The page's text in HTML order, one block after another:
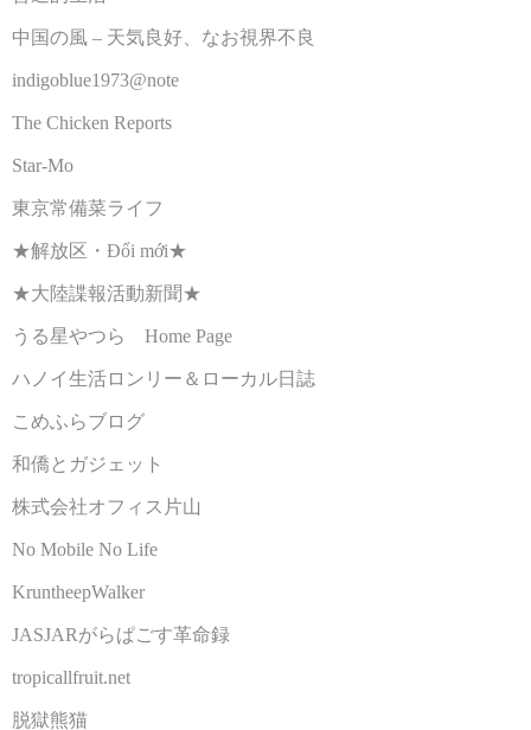
中国の風 – 天気良好、なお視界不良
indigoblue1973@note
The Chicken Reports
Star-Mo
東京常備菜ライフ
★解放区・Đổi mới★
★大陸諜報活動新聞★
うる星やつら Home Page
ハノイ生活ロンリー＆ローカル日誌
こめふらブログ
和僑とガジェット
株式会社オフィス片山
No Mobile No Life
KruntheepWalker
JASJARがらぱごす革命録
tropicallfruit.net
脱獄熊猫